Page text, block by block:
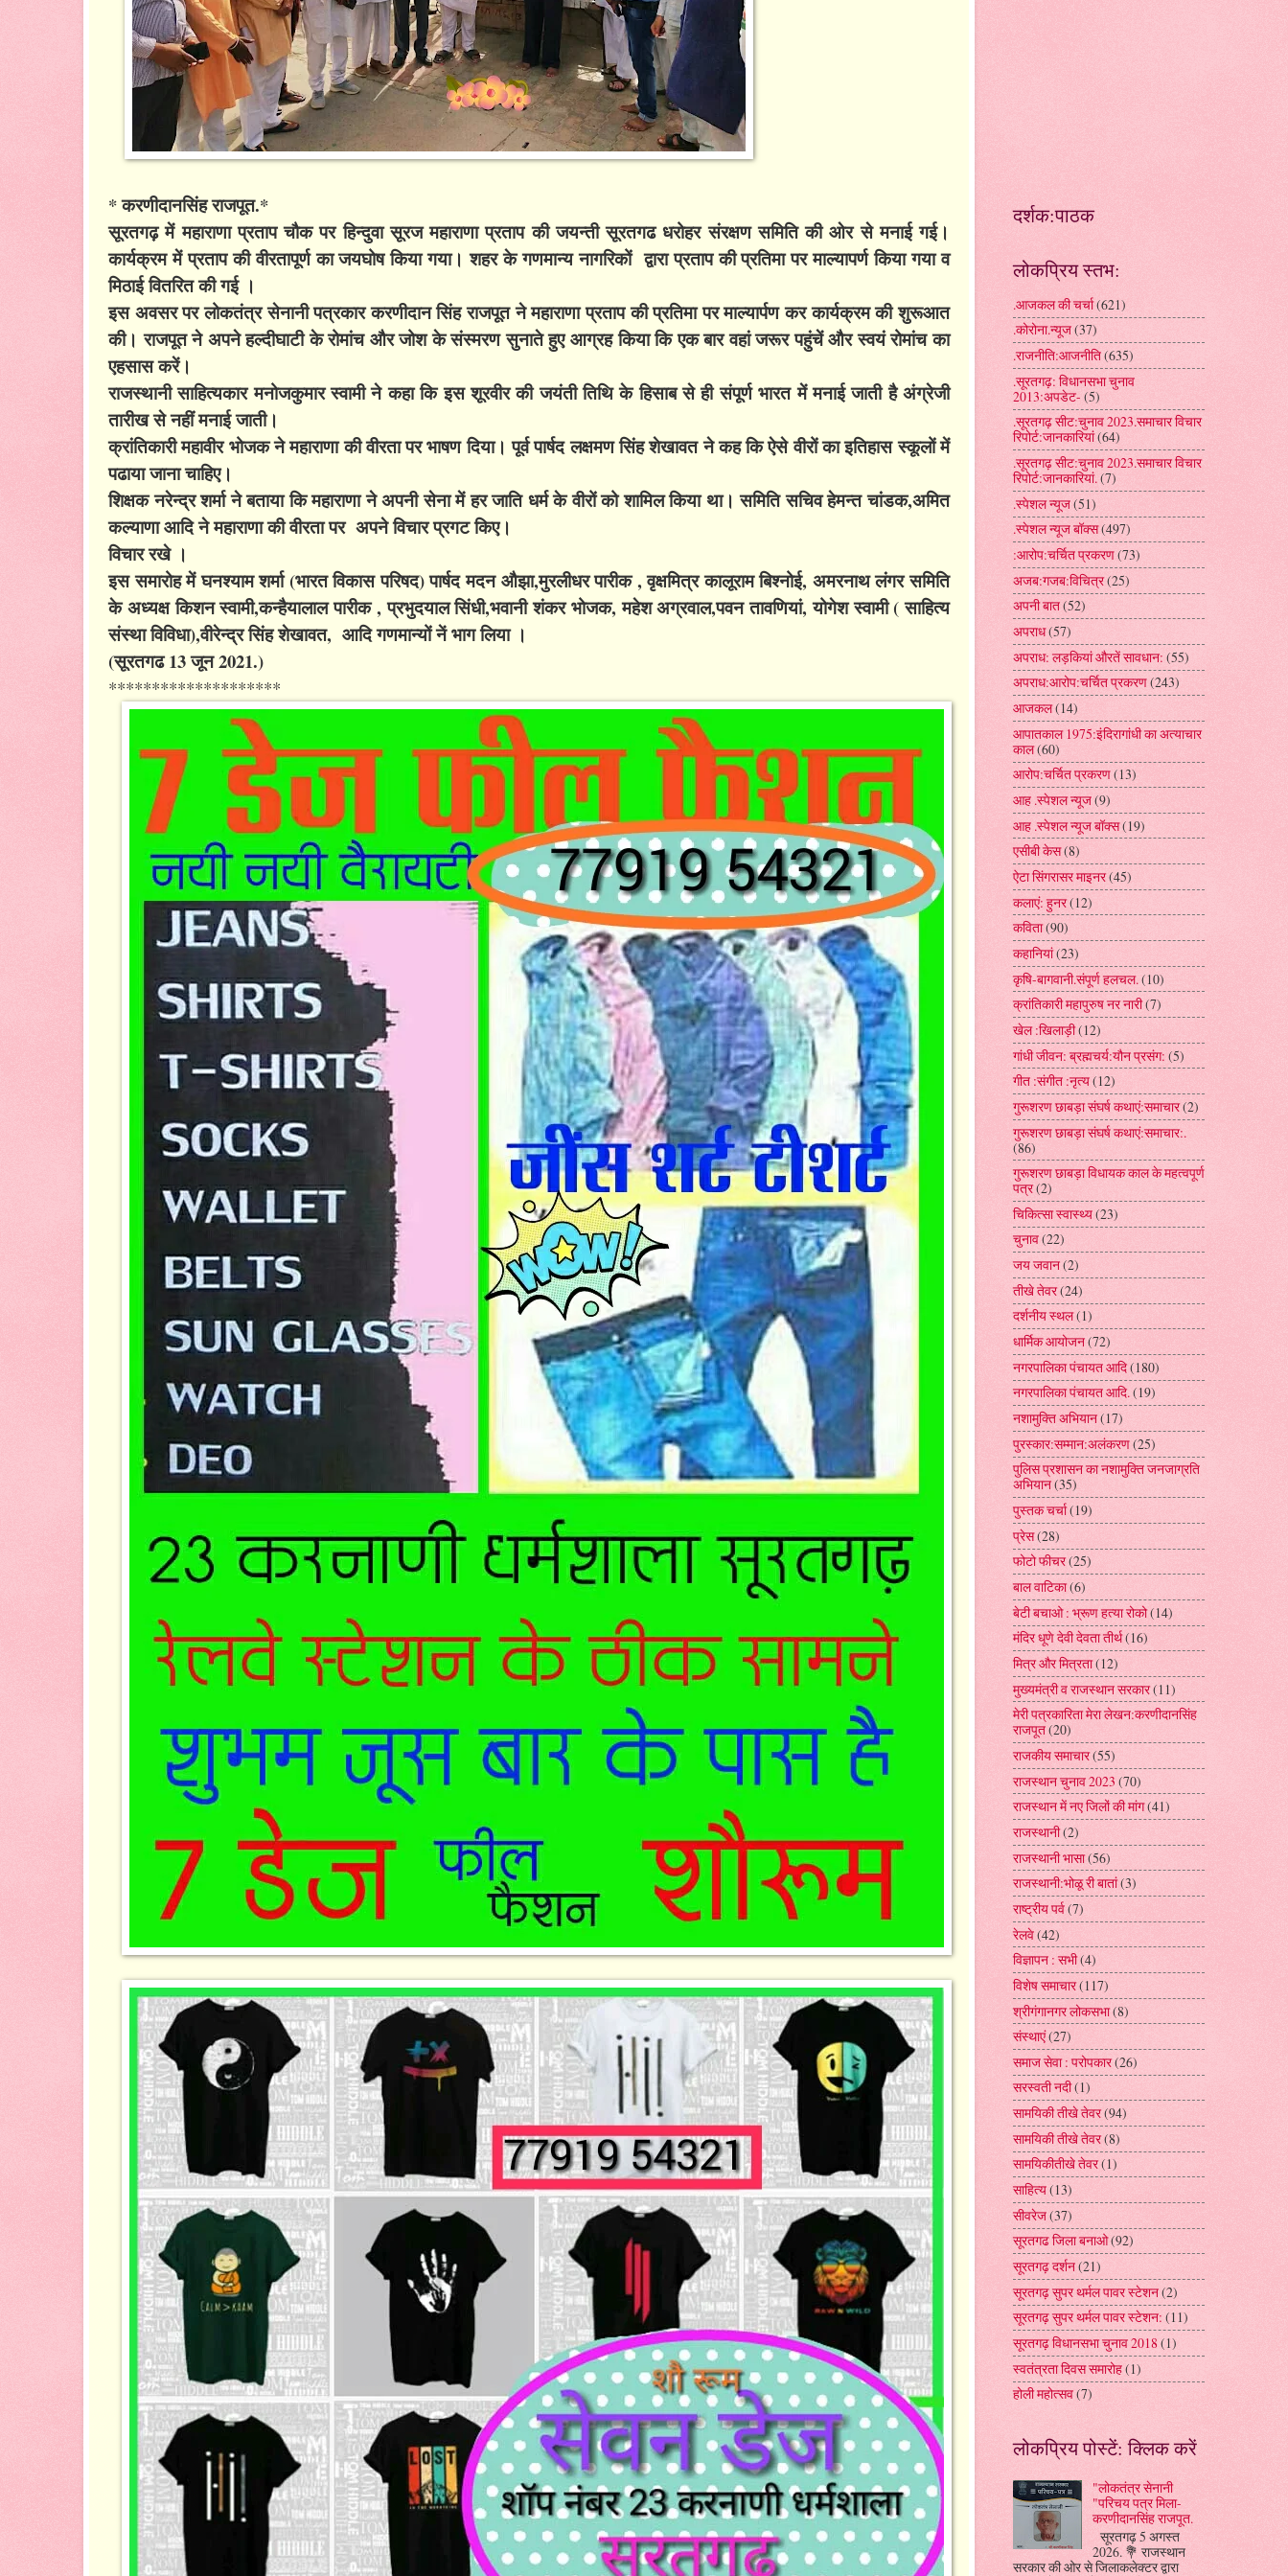
* करणीदानसिंह राजपूत.*
सूरतगढ़ में महाराणा प्रताप चौक पर हिन्दुवा सूरज महाराणा प्रताप की जयन्ती सूरतगढ धरोहर संरक्षण समिति की ओर से मनाई गई।
कार्यक्रम में प्रताप की वीरतापूर्ण का जयघोष किया गया। शहर के गणमान्य नागरिकों द्वारा प्रताप की प्रतिमा पर माल्यापर्ण किया गया व
मिठाई वितरित की गई ।
इस अवसर पर लोकतंत्र सेनानी पत्रकार करणीदान सिंह राजपूत ने महाराणा प्रताप की प्रतिमा पर माल्यार्पण कर कार्यक्रम की शुरूआत
की। राजपूत ने अपने हल्दीघाटी के रोमांच और जोश के संस्मरण सुनाते हुए आग्रह किया कि एक बार वहां जरूर पहुंचें और स्वयं रोमांच का
एहसास करें।
राजस्थानी साहित्यकार मनोजकुमार स्वामी ने कहा कि इस शूरवीर की जयंती तिथि के हिसाब से ही संपूर्ण भारत में मनाई जाती है अंग्रेजी
तारीख से नहीं मनाई जाती।
क्रांतिकारी महावीर भोजक ने महाराणा की वीरता पर भाषण दिया। पूर्व पार्षद लक्षमण सिंह शेखावत ने कह कि ऐसे वीरों का इतिहास स्कूलों में
पढाया जाना चाहिए।
शिक्षक नरेन्द्र शर्मा ने बताया कि महाराणा ने अपनी सेना में हर जाति धर्म के वीरों को शामिल किया था। समिति सचिव हेमन्त चांडक,अमित
कल्याणा आदि ने महाराणा की वीरता पर अपने विचार प्रगट किए।
विचार रखे ।
इस समारोह में घनश्याम शर्मा (भारत विकास परिषद) पार्षद मदन औझा,मुरलीधर पारीक , वृक्षमित्र कालूराम बिश्नोई, अमरनाथ लंगर समिति
के अध्यक्ष किशन स्वामी,कन्हैयालाल पारीक , प्रभुदयाल सिंधी,भवानी शंकर भोजक, महेश अग्रवाल,पवन तावणियां, योगेश स्वामी ( साहित्य
संस्था विविधा),वीरेन्द्र सिंह शेखावत, आदि गणमान्यों नें भाग लिया ।
(सूरतगढ 13 जून 2021.)
********************
दर्शक:पाठक
लोकप्रिय स्तभ:
.आजकल की चर्चा(621)
.कोरोना.न्यूज(37)
.राजनीति:आजनीति(635)
.सूरतगढ़: विधानसभा चुनाव
2013:अपडेट- (5)
.सूरतगढ़ सीट:चुनाव 2023.समाचार विचार
रिपोर्ट:जानकारियां(64)
.सूरतगढ़ सीट:चुनाव 2023.समाचार विचार
रिपोर्ट:जानकारियां.(7)
.स्पेशल न्यूज(51)
.स्पेशल न्यूज बॉक्स(497)
:आरोप:चर्चित प्रकरण(73)
अजब:गजब:विचित्र(25)
अपनी बात(52)
अपराध(57)
अपराध: लड़कियां औरतें सावधान: (55)
अपराध:आरोप:चर्चित प्रकरण(243)
आजकल(14)
आपातकाल 1975:इंदिरागांधी का अत्याचार
काल(60)
आरोप:चर्चित प्रकरण(13)
आह .स्पेशल न्यूज(9)
आह .स्पेशल न्यूज बॉक्स(19)
एसीबी केस(8)
ऐटा सिंगरासर माइनर(45)
कलाएं: हुनर(12)
कविता(90)
कहानियां(23)
कृषि-बागवानी.संपूर्ण हलचल. (10)
क्रांतिकारी महापुरुष नर नारी(7)
खेल :खिलाड़ी(12)
गांधी जीवन: ब्रह्मचर्य:यौन प्रसंग: (5)
गीत :संगीत :नृत्य(12)
गुरूशरण छाबड़ा संघर्ष कथाएं:समाचार(2)
गुरूशरण छाबड़ा संघर्ष कथाएं:समाचार:.
(86)
गुरूशरण छाबड़ा विधायक काल के महत्वपूर्ण
पत्र(2)
चिकित्सा स्वास्थ्य(23)
चुनाव(22)
जय जवान(2)
तीखे तेवर(24)
दर्शनीय स्थल(1)
धार्मिक आयोजन(72)
नगरपालिका पंचायत आदि(180)
नगरपालिका पंचायत आदि.(19)
नशामुक्ति अभियान(17)
पुरस्कार:सम्मान:अलंकरण(25)
पुलिस प्रशासन का नशामुक्ति जनजाग्रति
अभियान(35)
पुस्तक चर्चा(19)
प्रेस(28)
फोटो फीचर(25)
बाल वाटिका(6)
बेटी बचाओ : भ्रूण हत्या रोको(14)
मंदिर धूणे देवी देवता तीर्थ(16)
मित्र और मित्रता(12)
मुख्यमंत्री व राजस्थान सरकार(11)
मेरी पत्रकारिता मेरा लेखन:करणीदानसिंह
राजपूत(20)
राजकीय समाचार(55)
राजस्थान चुनाव 2023 (70)
राजस्थान में नए जिलों की मांग(41)
राजस्थानी(2)
राजस्थानी भासा(56)
राजस्थानी:भोळू री बातां(3)
राष्ट्रीय पर्व(7)
रेलवे(42)
विज्ञापन : सभी(4)
विशेष समाचार(117)
श्रीगंगानगर लोकसभा(8)
संस्थाएं(27)
समाज सेवा : परोपकार(26)
सरस्वती नदी(1)
सामयिकी तीखे तेवर(94)
सामयिकी तीखे तेवर(8)
सामयिकीतीखे तेवर(1)
साहित्य(13)
सीवरेज(37)
सूरतगढ जिला बनाओ(92)
सूरतगढ़ दर्शन(21)
सूरतगढ़ सुपर थर्मल पावर स्टेशन(2)
सूरतगढ़ सुपर थर्मल पावर स्टेशन: (11)
सूरतगढ़ विधानसभा चुनाव 2018 (1)
स्वतंत्रता दिवस समारोह(1)
होली महोत्सव(7)
लोकप्रिय पोस्टें: क्लिक करें
"लोकतंत्र सेनानी
"परिचय पत्र मिला-
करणीदानसिंह राजपूत.
सूरतगढ़ 5 अगस्त
2026. 💐 राजस्थान
सरकार की ओर से जिलाकलेक्टर द्वारा